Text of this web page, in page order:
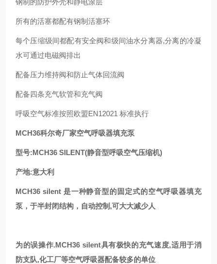
钢制的防护外壳和静电涂层
所有的活塞都配有钢制活塞环
每个压缩级间都配有安全阀和级间油水分离器,分离的冷凝
水可通过电磁阀排出
配备压力维持阀和防止气体回流阀
配备四条充气软管和充气阀
呼吸空气标准按照欧盟EN12021 标准执行
MCH36科尔奇厂家空气呼吸器填充泵
型号:MCH36 SILENT(静音型呼吸空气压缩机)
产地:意大利
MCH36 silent 是一种静音型的固定式的空气呼吸器填充
泵，于半封闭结构，自动控制,可大大减少人
为的误操作.MCH36 silent具有极快的充气速度,适用于消
防支队,化工厂等空气呼吸器配备较多的单位